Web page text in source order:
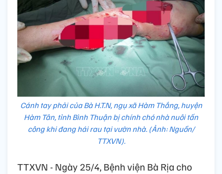
Cánh tay phải của Bà H.T.N, ngụ xã Hàm Thắng, huyện
Hàm Tân, tỉnh Bình Thuận bị chính chó nhà nuôi tấn
công khi đang hái rau tại vườn nhà. (Ảnh: Nguồn/
TTXVN).
TTXVN - Ngày 25/4, Bệnh viện Bà Rịa cho